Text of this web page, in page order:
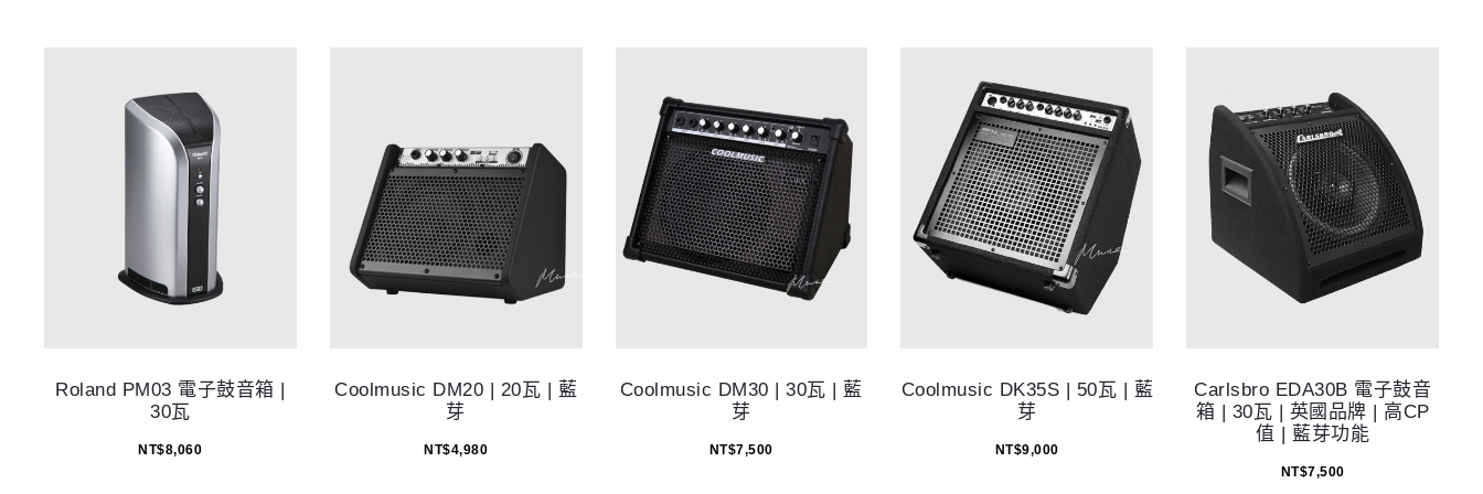
Roland PM03 電子鼓音箱 |
30瓦
NT$8,060
Coolmusic DM20 | 20瓦 | 藍
芽
NT$4,980
Coolmusic DM30 | 30瓦 | 藍
芽
NT$7,500
Coolmusic DK35S | 50瓦 | 藍
芽
NT$9,000
Carlsbro EDA30B 電子鼓音
箱 | 30瓦 | 英國品牌 | 高CP
值 | 藍芽功能
NT$7,500